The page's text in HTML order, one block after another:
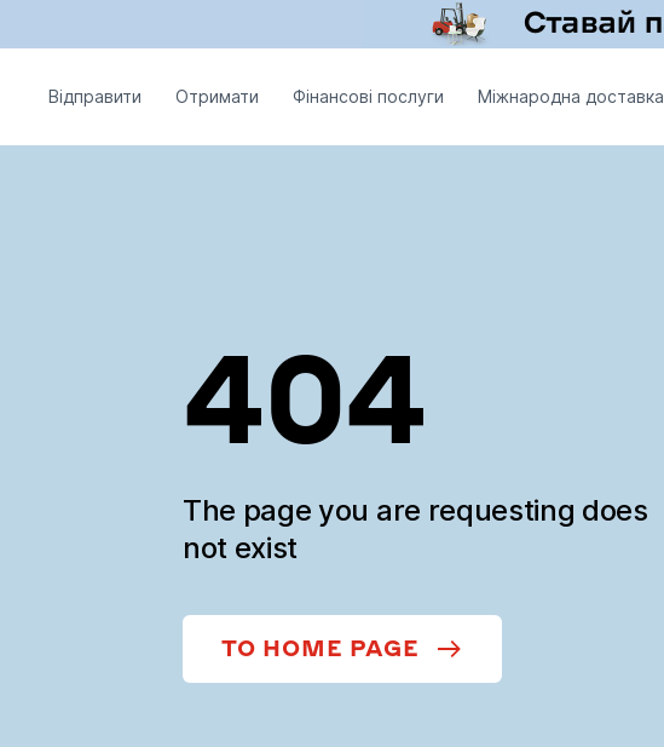
Відправити Отримати Фінансові послуги Міжнародна доставка
404
The page you are requesting does
not exist
TO HOME PAGE